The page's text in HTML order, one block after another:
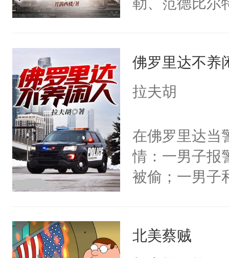
败、道德沦丧
们赚的每一个
代的金色只是
佛罗里达不养
拉夫胡
在佛罗里达当
情：一男子报
被偷；一男子
的花生酱没有
北美蔡贼